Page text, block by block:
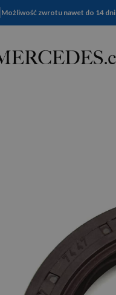
Możliwość zwrotu nawet do 14 dni